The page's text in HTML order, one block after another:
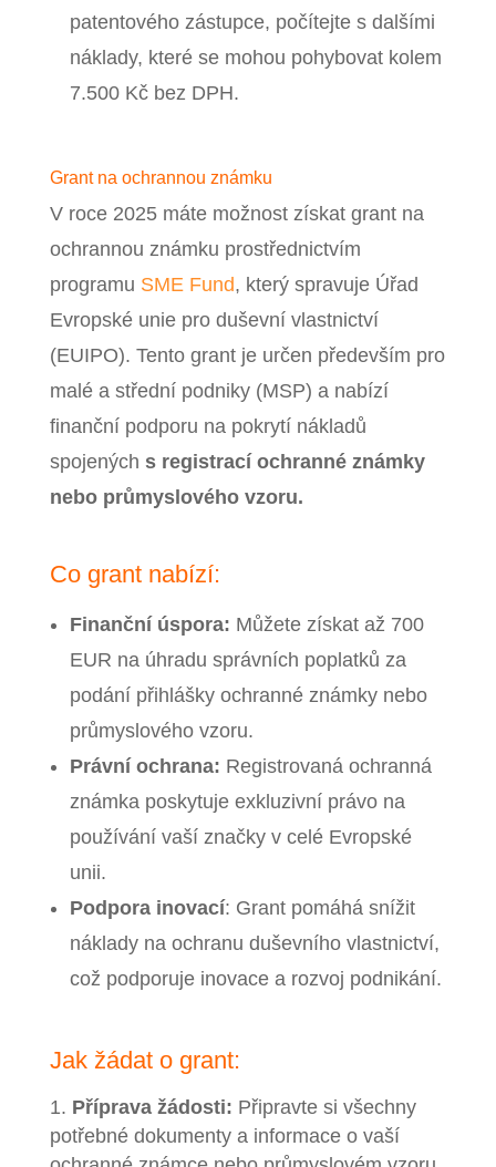
patentového zástupce, počítejte s dalšími
náklady, které se mohou pohybovat kolem
7.500 Kč bez DPH.
Grant na ochrannou známku
V roce 2025 máte možnost získat grant na
ochrannou známku prostřednictvím
programu SME Fund, který spravuje Úřad
Evropské unie pro duševní vlastnictví
(EUIPO). Tento grant je určen především pro
malé a střední podniky (MSP) a nabízí
finanční podporu na pokrytí nákladů
spojených s registrací ochranné známky
nebo průmyslového vzoru.
Co grant nabízí:
Finanční úspora: Můžete získat až 700
EUR na úhradu správních poplatků za
podání přihlášky ochranné známky nebo
průmyslového vzoru.
Právní ochrana: Registrovaná ochranná
známka poskytuje exkluzivní právo na
používání vaší značky v celé Evropské
unii.
Podpora inovací: Grant pomáhá snížit
náklady na ochranu duševního vlastnictví,
což podporuje inovace a rozvoj podnikání.
Jak žádat o grant:
Příprava žádosti: Připravte si všechny
potřebné dokumenty a informace o vaší